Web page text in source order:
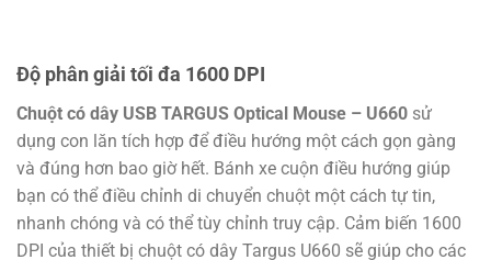
Độ phân giải tối đa 1600 DPI
Chuột có dây USB TARGUS Optical Mouse – U660 sử
dụng con lăn tích hợp để điều hướng một cách gọn gàng
và đúng hơn bao giờ hết. Bánh xe cuộn điều hướng giúp
bạn có thể điều chỉnh di chuyển chuột một cách tự tin,
nhanh chóng và có thể tùy chỉnh truy cập. Cảm biến 1600
DPI của thiết bị chuột có dây Targus U660 sẽ giúp cho các